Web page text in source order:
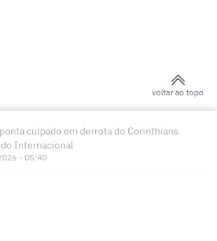
voltar ao topo
culpado em derrota do Corinthians
Internacional
- 05:40